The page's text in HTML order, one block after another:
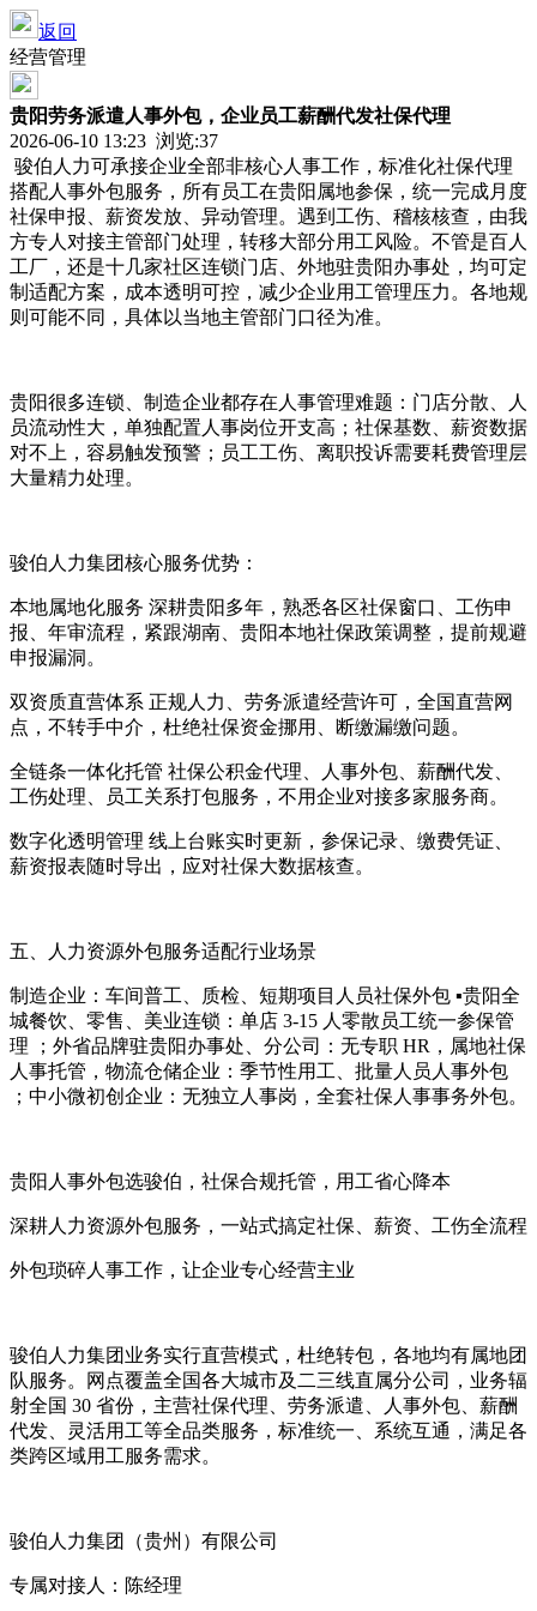
返回
经营管理
贵阳劳务派遣人事外包，企业员工薪酬代发社保代理
2026-06-10 13:23 浏览:37
骏伯人力可承接企业全部非核心人事工作，标准化社保代理
搭配人事外包服务，所有员工在贵阳属地参保，统一完成月度
社保申报、薪资发放、异动管理。遇到工伤、稽核核查，由我
方专人对接主管部门处理，转移大部分用工风险。不管是百人
工厂，还是十几家社区连锁门店、外地驻贵阳办事处，均可定
制适配方案，成本透明可控，减少企业用工管理压力。各地规
则可能不同，具体以当地主管部门口径为准。
贵阳很多连锁、制造企业都存在人事管理难题：门店分散、人
员流动性大，单独配置人事岗位开支高；社保基数、薪资数据
对不上，容易触发预警；员工工伤、离职投诉需要耗费管理层
大量精力处理。
骏伯人力集团核心服务优势：
本地属地化服务 深耕贵阳多年，熟悉各区社保窗口、工伤申
报、年审流程，紧跟湖南、贵阳本地社保政策调整，提前规避
申报漏洞。
双资质直营体系 正规人力、劳务派遣经营许可，全国直营网
点，不转手中介，杜绝社保资金挪用、断缴漏缴问题。
全链条一体化托管 社保公积金代理、人事外包、薪酬代发、
工伤处理、员工关系打包服务，不用企业对接多家服务商。
数字化透明管理 线上台账实时更新，参保记录、缴费凭证、
薪资报表随时导出，应对社保大数据核查。
五、人力资源外包服务适配行业场景
制造企业：车间普工、质检、短期项目人员社保外包 ▪️贵阳全
城餐饮、零售、美业连锁：单店 3-15 人零散员工统一参保管
理 ；外省品牌驻贵阳办事处、分公司：无专职 HR，属地社保
人事托管，物流仓储企业：季节性用工、批量人员人事外包
；中小微初创企业：无独立人事岗，全套社保人事事务外包。
贵阳人事外包选骏伯，社保合规托管，用工省心降本
深耕人力资源外包服务，一站式搞定社保、薪资、工伤全流程
外包琐碎人事工作，让企业专心经营主业
骏伯人力集团业务实行直营模式，杜绝转包，各地均有属地团
队服务。网点覆盖全国各大城市及二三线直属分公司，业务辐
射全国 30 省份，主营社保代理、劳务派遣、人事外包、薪酬
代发、灵活用工等全品类服务，标准统一、系统互通，满足各
类跨区域用工服务需求。
骏伯人力集团（贵州）有限公司
专属对接人：陈经理